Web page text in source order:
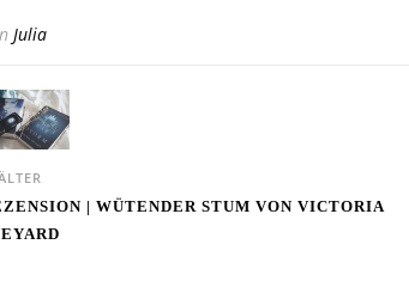
Julia
| WÜTENDER STUM VON VICTORIA